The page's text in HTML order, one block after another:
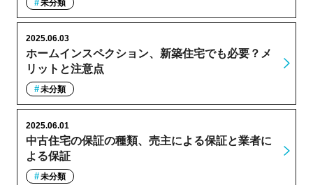
未分類
ホームインスペクション、新築住宅でも必要？メ
リットと注意点
2025.06.03
未分類
中古住宅の保証の種類、売主による保証と業者に
よる保証
2025.06.01
未分類